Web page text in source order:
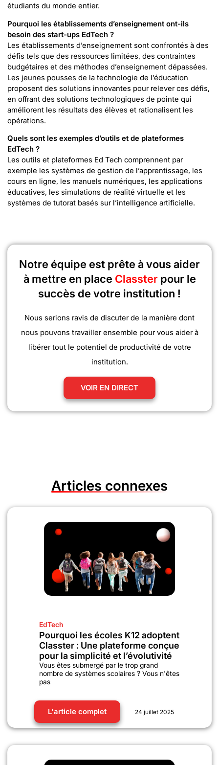
étudiants du monde entier.
Pourquoi les établissements d’enseignement ont-ils
besoin des start-ups EdTech ?
Les établissements d’enseignement sont confrontés à des
défis tels que des ressources limitées, des contraintes
budgétaires et des méthodes d’enseignement dépassées.
Les jeunes pousses de la technologie de l’éducation
proposent des solutions innovantes pour relever ces défis,
en offrant des solutions technologiques de pointe qui
améliorent les résultats des élèves et rationalisent les
opérations.
Quels sont les exemples d’outils et de plateformes
EdTech ?
Les outils et plateformes Ed Tech comprennent par
exemple les systèmes de gestion de l’apprentissage, les
cours en ligne, les manuels numériques, les applications
éducatives, les simulations de réalité virtuelle et les
systèmes de tutorat basés sur l’intelligence artificielle.
Notre équipe est prête à vous aider
à mettre en place Classter pour le
succès de votre institution !
Nous serions ravis de discuter de la manière dont
nous pouvons travailler ensemble pour vous aider à
libérer tout le potentiel de productivité de votre
institution.
VOIR EN DIRECT
Articles connexes
EdTech
Pourquoi les écoles K12 adoptent
Classter : Une plateforme conçue
pour la simplicité et l’évolutivité
Vous êtes submergé par le trop grand
nombre de systèmes scolaires ? Vous n'êtes
pas
L'article complet 24 juillet 2025